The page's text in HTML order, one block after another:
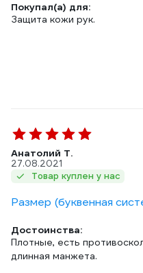
Покупал(а) для:
Защита кожи рук.
Анатолий Т.
27.08.2021
Товар куплен у нас
Размер (буквенная
Достоинства:
Плотные, есть
длинная манжета.